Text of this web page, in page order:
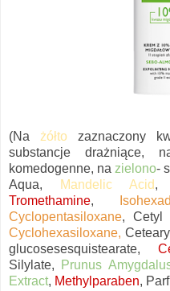
(Na żółto zaznaczony
substancje drażniące,
komedogenne, na zielono-
Aqua,
Mandelic Acid,
Tromethamine,
Cyclopentasiloxane, Cetyl
Cyclohexasiloxane,
glucosesesquistearate,
Silylate, Prunus
Extract, Methylparaben,